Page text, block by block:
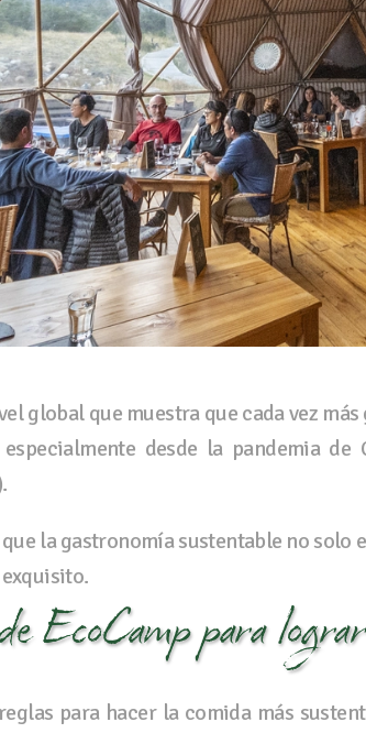
global que muestra que cada vez
desde la pandemia de
que la gastronomía sustentable no
EcoCamp para
para hacer la comida más